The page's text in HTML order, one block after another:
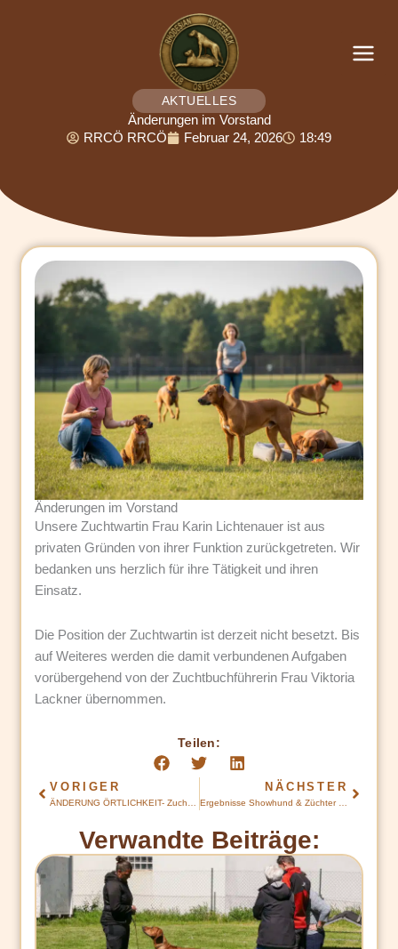
AKTUELLES
Änderungen im Vorstand
RRCÖ RRCÖ
Februar 24, 2026 18:49
Änderungen im Vorstand
Unsere Zuchtwartin Frau Karin Lichtenauer ist aus
privaten Gründen von ihrer Funktion zurückgetreten. Wir
bedanken uns herzlich für ihre Tätigkeit und ihren
Einsatz.
Die Position der Zuchtwartin ist derzeit nicht besetzt. Bis
auf Weiteres werden die damit verbundenen Aufgaben
vorübergehend von der Zuchtbuchführerin Frau Viktoria
Lackner übernommen.
Teilen:
Zurück
VORIGER
ÄNDERUNG ÖRTLICHKEIT- Zuchttauglichkeitsprüfung Frühjahr 2026
NÄCHSTER
Ergebnisse Showhund & Züchter des Jahres 2025
Verwandte Beiträge: